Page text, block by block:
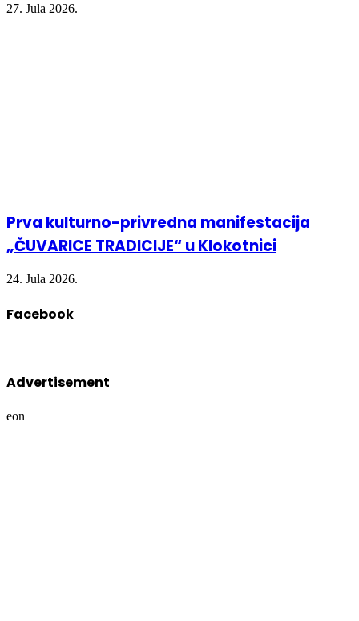
27. Jula 2026.
Prva kulturno-privredna manifestacija
„ČUVARICE TRADICIJE“ u Klokotnici
24. Jula 2026.
Facebook
Advertisement
eon